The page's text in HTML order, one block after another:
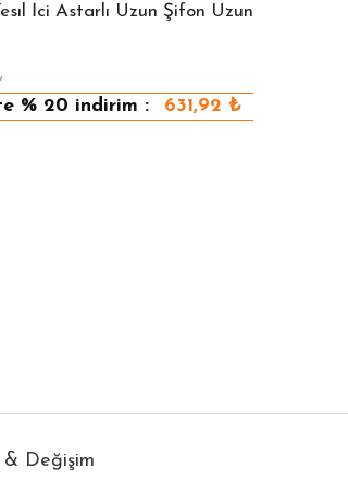
EKLE HIZLI BAK
İci Astarlı Uzun Şifon Uzun
% 20 indirim : 631,92 ₺
& Değişim